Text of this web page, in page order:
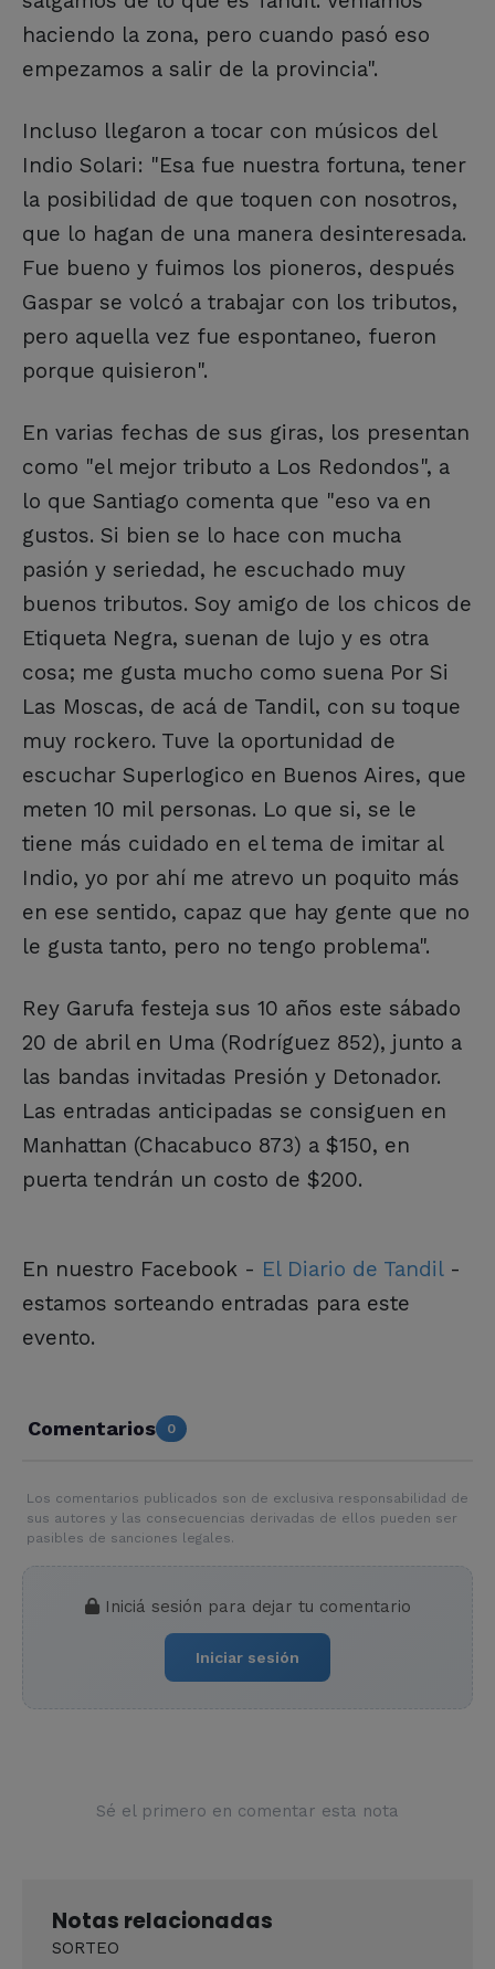
haciendo la zona, pero cuando pasó eso
empezamos a salir de la provincia".
Incluso llegaron a tocar con músicos del
Indio Solari: "Esa fue nuestra fortuna, tener
la posibilidad de que toquen con nosotros,
que lo hagan de una manera desinteresada.
Fue bueno y fuimos los pioneros, después
Gaspar se volcó a trabajar con los tributos,
pero aquella vez fue espontaneo, fueron
porque quisieron".
En varias fechas de sus giras, los presentan
como "el mejor tributo a Los Redondos", a
lo que Santiago comenta que "eso va en
gustos. Si bien se lo hace con mucha
pasión y seriedad, he escuchado muy
buenos tributos. Soy amigo de los chicos de
Etiqueta Negra, suenan de lujo y es otra
cosa; me gusta mucho como suena Por Si
Las Moscas, de acá de Tandil, con su toque
muy rockero. Tuve la oportunidad de
escuchar Superlogico en Buenos Aires, que
meten 10 mil personas. Lo que si, se le
tiene más cuidado en el tema de imitar al
Indio, yo por ahí me atrevo un poquito más
en ese sentido, capaz que hay gente que no
le gusta tanto, pero no tengo problema".
Rey Garufa festeja sus 10 años este sábado
20 de abril en Uma (Rodríguez 852), junto a
las bandas invitadas Presión y Detonador.
Las entradas anticipadas se consiguen en
Manhattan (Chacabuco 873) a $150, en
puerta tendrán un costo de $200.
En nuestro Facebook - El Diario de Tandil-
estamos sorteando entradas para este
evento.
Comentarios 0
Los comentarios publicados son de exclusiva responsabilidad de
sus autores y las consecuencias derivadas de ellos pueden ser
pasibles de sanciones legales.
Iniciá sesión para dejar tu comentario
Iniciar sesión
Sé el primero en comentar esta nota
Notas relacionadas
SORTEO